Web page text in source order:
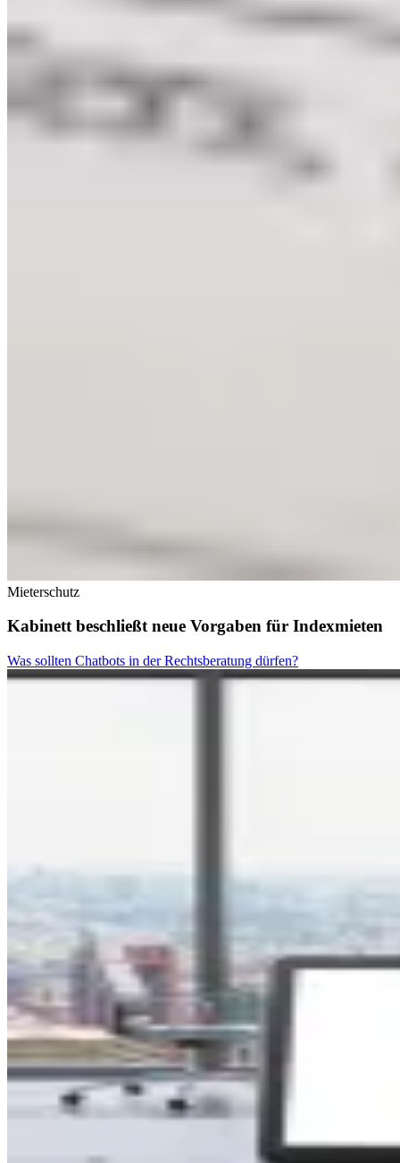
Mieterschutz
Kabinett beschließt neue Vorgaben für Indexmieten
Was sollten Chatbots in der Rechtsberatung dürfen?